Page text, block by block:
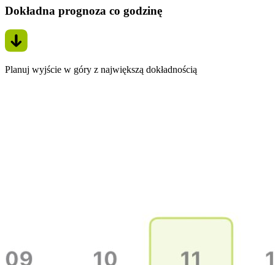
Dokładna prognoza co godzinę
Planuj wyjście w góry z największą dokładnością